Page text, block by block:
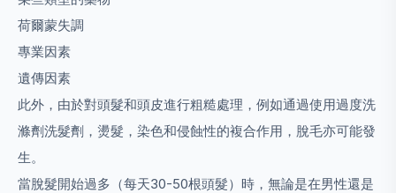
荷爾蒙失調
專業因素
遺傳因素
此外，由於對頭髮和頭皮進行粗糙處理，例如通過使用過度洗
滌劑洗髮劑，燙髮，染色和侵蝕性的複合作用，脫毛亦可能發
生。
當脫髮開始過多（每天30-50根頭髮）時，無論是在男性還是